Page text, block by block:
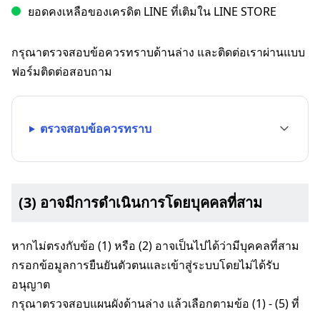
ยอดคงเหลือของเครดิต LINE ที่เติมใน LINE STORE
กรุณาตรวจสอบข้อควรทราบด้านล่าง และติดต่อเราผ่านแบบ
ฟอร์มติดต่อสอบถาม
ตรวจสอบข้อควรทราบ
(3) อาจมีการดำเนินการโดยบุคคลที่สาม
หากไม่ตรงกับข้อ (1) หรือ (2) อาจเป็นไปได้ว่ามีบุคคลที่สาม
กรอกข้อมูลการยืนยันตัวตนและเข้าสู่ระบบโดยไม่ได้รับ
อนุญาต
กรุณาตรวจสอบแผนผังด้านล่าง แล้วเลือกตามข้อ (1) - (5) ที่